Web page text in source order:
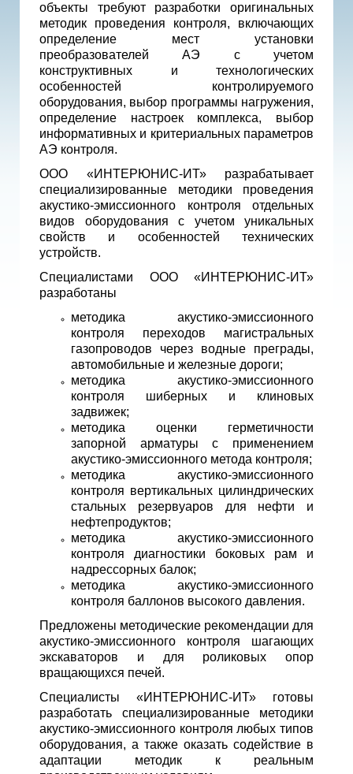
объекты требуют разработки оригинальных
методик проведения контроля, включающих
определение мест установки
преобразователей АЭ с учетом
конструктивных и технологических
особенностей контролируемого
оборудования, выбор программы нагружения,
определение настроек комплекса, выбор
информативных и критериальных параметров
АЭ контроля.
ООО «ИНТЕРЮНИС-ИТ» разрабатывает
специализированные методики проведения
акустико-эмиссионного контроля отдельных
видов оборудования с учетом уникальных
свойств и особенностей технических
устройств.
Специалистами ООО «ИНТЕРЮНИС-ИТ»
разработаны
методика акустико-эмиссионного
контроля переходов магистральных
газопроводов через водные преграды,
автомобильные и железные дороги;
методика акустико-эмиссионного
контроля шиберных и клиновых
задвижек;
методика оценки герметичности
запорной арматуры с применением
акустико-эмиссионного метода контроля;
методика акустико-эмиссионного
контроля вертикальных цилиндрических
стальных резервуаров для нефти и
нефтепродуктов;
методика акустико-эмиссионного
контроля диагностики боковых рам и
надрессорных балок;
методика акустико-эмиссионного
контроля баллонов высокого давления.
Предложены методические рекомендации для
акустико-эмиссионного контроля шагающих
экскаваторов и для роликовых опор
вращающихся печей.
Специалисты «ИНТЕРЮНИС-ИТ» готовы
разработать специализированные методики
акустико-эмиссионного контроля любых типов
оборудования, а также оказать содействие в
адаптации методик к реальным